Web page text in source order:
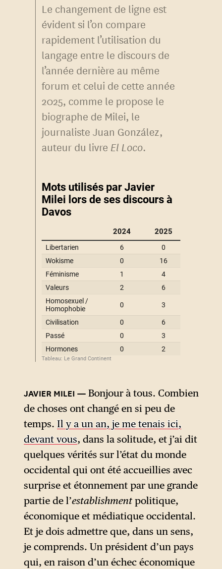
Le changement de ligne est
évident si l’on compare
rapidement l’utilisation du
langage entre le discours de
l’année dernière au même
forum et celui de cette année
2025, comme le propose le
biographe de Milei, le
journaliste Juan González,
auteur du livre El Loco.
Bonjour à tous. Combien
de choses ont changé en si peu de
temps. Il y a un an, je me tenais ici,
devant vous, dans la solitude, et j’ai dit
quelques vérités sur l’état du monde
occidental qui ont été accueillies avec
surprise et étonnement par une grande
partie de l’establishmentpolitique,
économique et médiatique occidental.
Et je dois admettre que, dans un sens,
je comprends. Un président d’un pays
qui, en raison d’un échec économique